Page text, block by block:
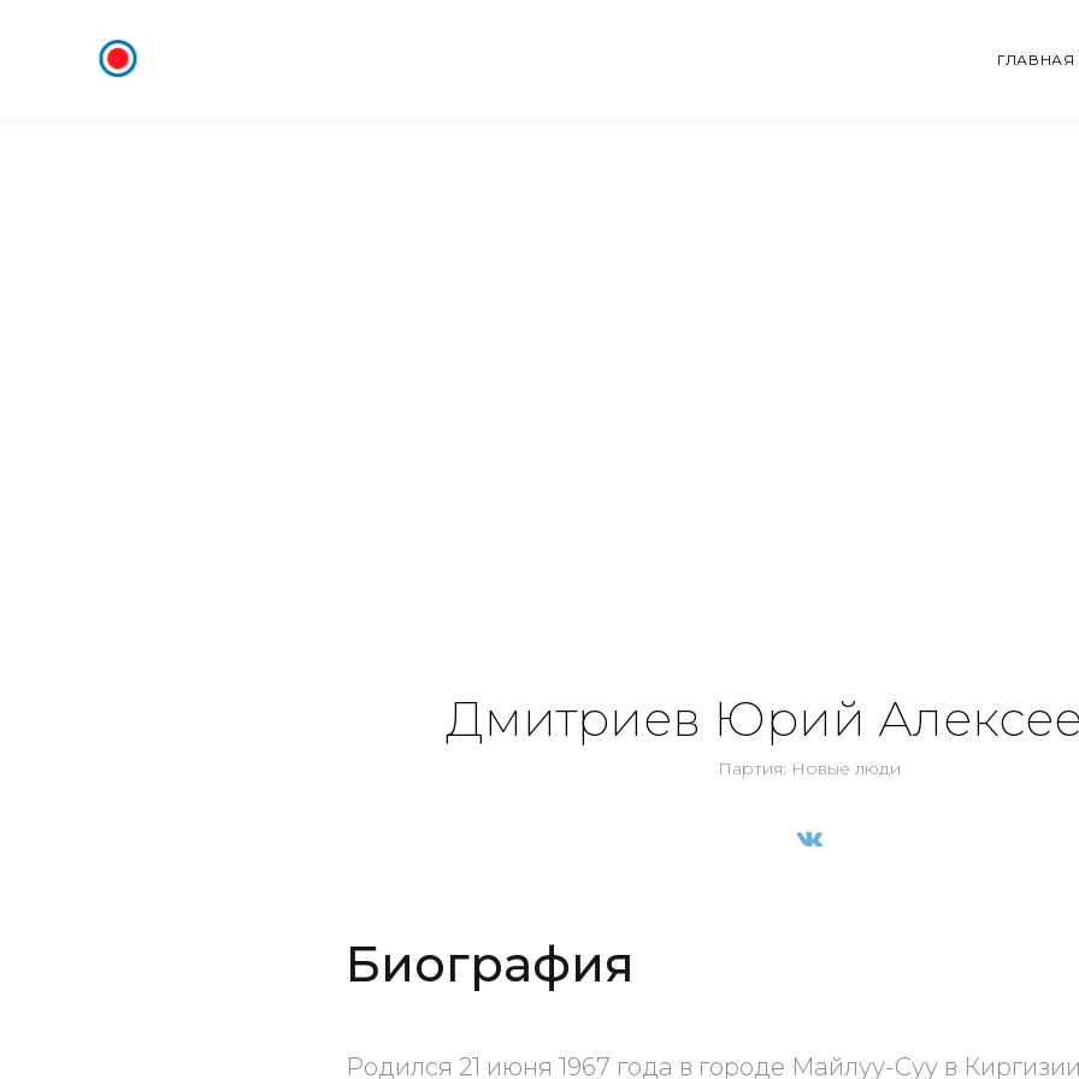
ГЛАВНАЯ
Дмитриев Юрий
Партия: Новые люди
Биография
Родился 21 июня 1967 года в городе Майлуу-Суу в